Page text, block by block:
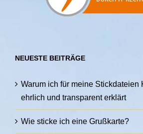
NEUESTE BEITRÄGE
Warum ich für meine Stickdateien
ehrlich und transparent erklärt
Wie sticke ich eine Grußkarte?